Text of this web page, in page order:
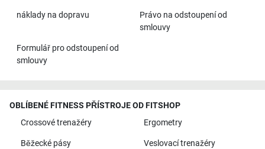
náklady na dopravu
Právo na odstoupení od
smlouvy
Formulář pro odstoupení od
smlouvy
OBLÍBENÉ FITNESS PŘÍSTROJE OD FITSHOP
Crossové trenažéry
Ergometry
Běžecké pásy Veslovací trenažéry